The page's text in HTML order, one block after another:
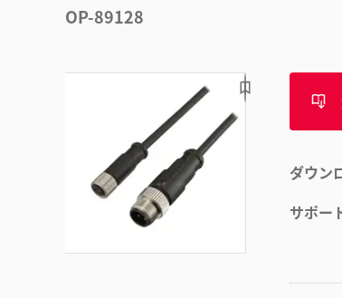
OP-89128
ダウン
サポー